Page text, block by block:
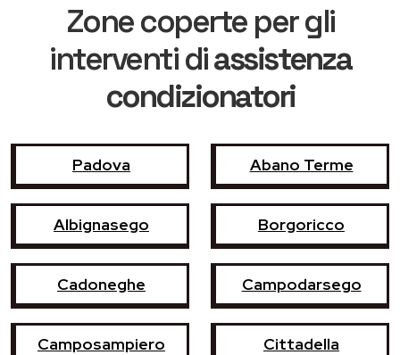
Zone coperte per gli
interventi diassistenza
condizionatori
Padova Abano Terme
Albignasego Borgoricco
Cadoneghe Campodarsego
Camposampiero Cittadella